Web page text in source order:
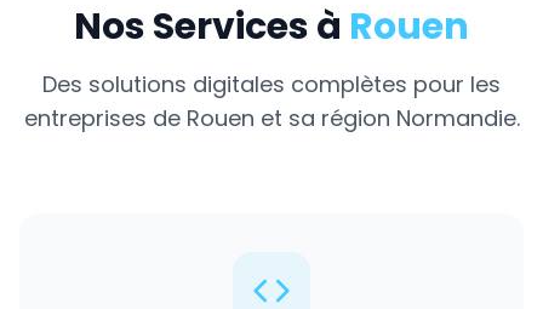
Nos Services à Rouen
Des solutions digitales complètes pour les
entreprises de Rouen et sa région Normandie.